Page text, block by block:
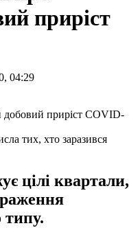
приріст
04:29
тих, хто заразився
цілі квартали,
типу.